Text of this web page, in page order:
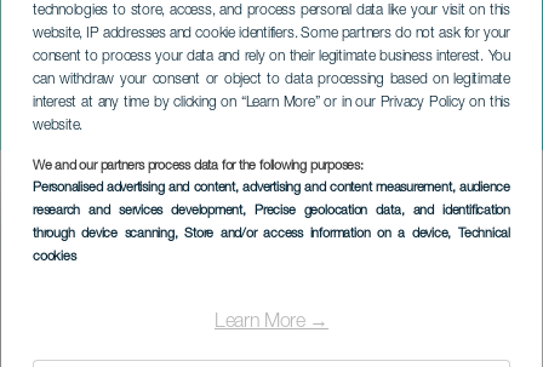
technologies to store, access, and process personal data like your visit on this
website, IP addresses and cookie identifiers. Some partners do not ask for your
consent to process your data and rely on their legitimate business interest. You
can withdraw your consent or object to data processing based on legitimate
interest at any time by clicking on “Learn More” or in our Privacy Policy on this
website.
We and our partners process data for the following purposes:
Personalised advertising and content, advertising and content measurement, audience
research and services development, Precise geolocation data, and identification
through device scanning, Store and/or access information on a device, Technical
cookies
Learn More →
Zarzuleando y más- La
Palma-festivalen för
spansk musik och
Zarzuela
Imagen
Listado